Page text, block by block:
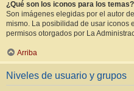
¿Qué son los iconos para los temas?
Son imágenes elegidas por el autor
mismo. La posibilidad de usar iconos
permisos otorgados por La
Arriba
Niveles de usuario y grupos